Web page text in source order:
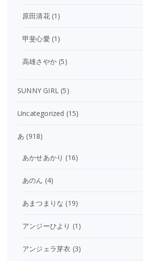
原田清花(1)
甲斐心愛 (1)
高雄さやか (5)
SUNNY GIRL (5)
Uncategorized (15)
あ (918)
あかせあかり (16)
あのん (4)
あまつまりな (19)
アンジーひより (1)
アンジェラ芽衣 (3)